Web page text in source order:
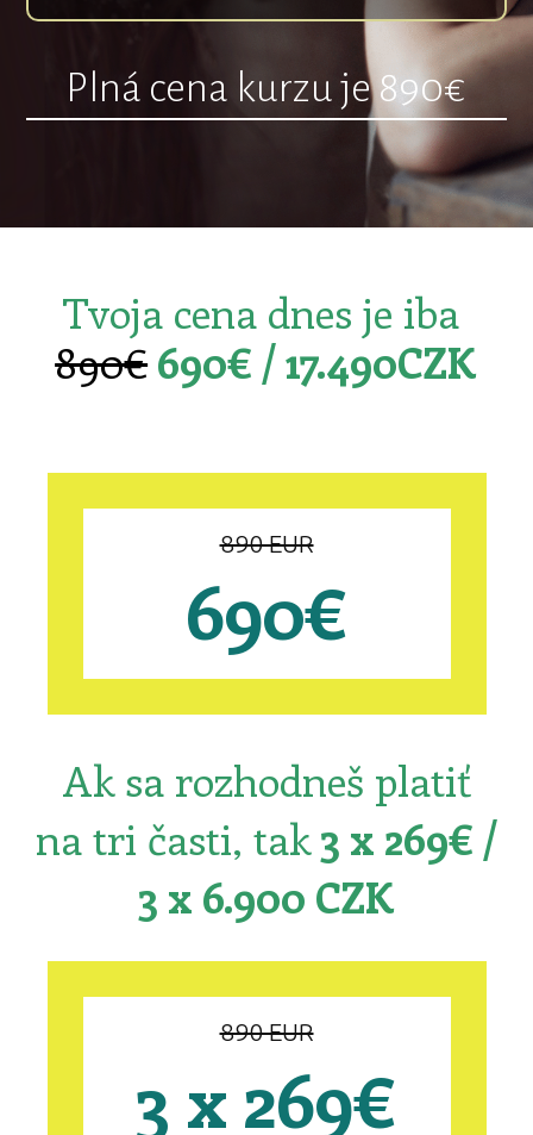
Plná cena kurzu je 890€
Tvoja cena dnes je iba
890€690€ / 17.490CZK
890 EUR
690€
Ak sa rozhodneš platiť
na tri časti, tak3 x 269€ /
3 x 6.900 CZK
890 EUR
3 x 269€